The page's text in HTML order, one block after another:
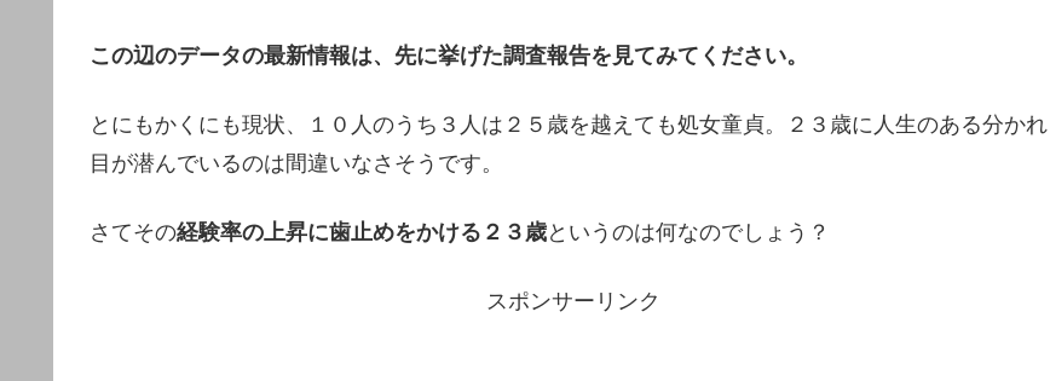
この辺のデータの最新情報は、先に挙げた調査報告を見てみてください。
とにもかくにも現状、１０人のうち３人は２５歳を越えても処女童貞。２３歳に人生のある分かれ
目が潜んでいるのは間違いなさそうです。
さてその経験率の上昇に歯止めをかける２３歳というのは何なのでしょう？
スポンサーリンク